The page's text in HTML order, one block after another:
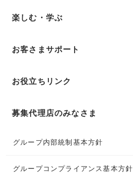
楽しむ・学ぶ
お客さまサポート
お役立ちリンク
募集代理店のみなさま
グループ内部統制基本方針
グループコンプライアンス基本方針